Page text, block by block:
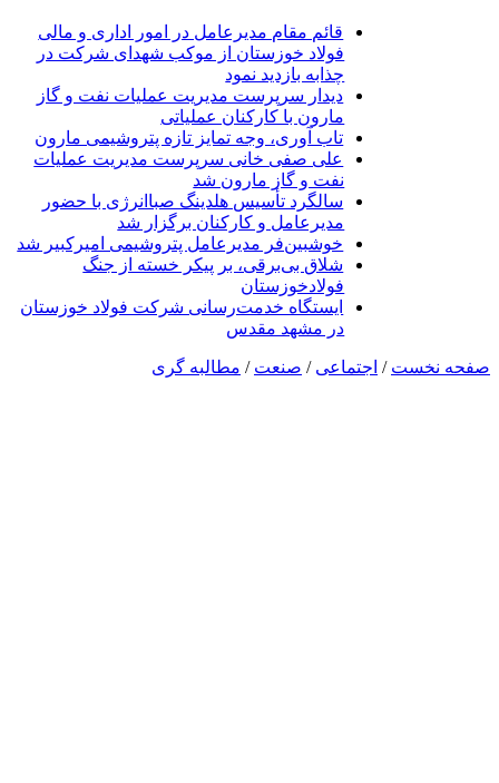
قائم مقام مدیرعامل در امور اداری و مالی
فولاد خوزستان از موکب شهدای شرکت در
چذابه بازدید نمود
دیدار سرپرست مدیریت عملیات نفت و گاز
مارون با کارکنان عملیاتی
تاب آوری، وجه تمایز تازه پتروشیمی مارون
علی صفی خانی سرپرست مدیریت عملیات
نفت و گاز مارون شد
سالگرد تأسیس هلدینگ صباانرژی با حضور
مدیرعامل و کارکنان برگزار شد
خوشبین‌فر مدیرعامل پتروشیمی امیرکبیر شد
شلاق‌ بی‌برقی، بر پیکر خسته‌ از جنگ
فولادخوزستان
ایستگاه خدمت‌رسانی شرکت فولاد خوزستان
در مشهد مقدس
صفحه نخست / اجتماعی / صنعت / مطالبه گری